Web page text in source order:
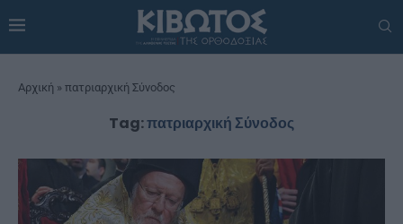
Αρχική » πατριαρχική Σύνοδος
Tag:πατριαρχική Σύνοδος